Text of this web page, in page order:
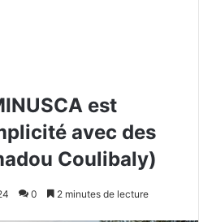
est
avec des
Coulibaly)
0 2 minutes de lecture